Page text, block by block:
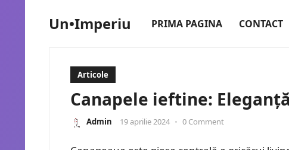
Un•Imperiu PRIMA PAGINA CONTACT
Articole
Canapele ieftine:
Admin 19 aprilie 2024 • 0 Comment